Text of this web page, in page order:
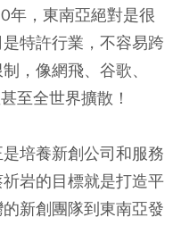
年，東南亞絕對是很
特許行業，不容易跨
，像網飛、谷歌、
至全世界擴散！
培養新創公司和服務
岩的目標就是打造平
新創團隊到東南亞發